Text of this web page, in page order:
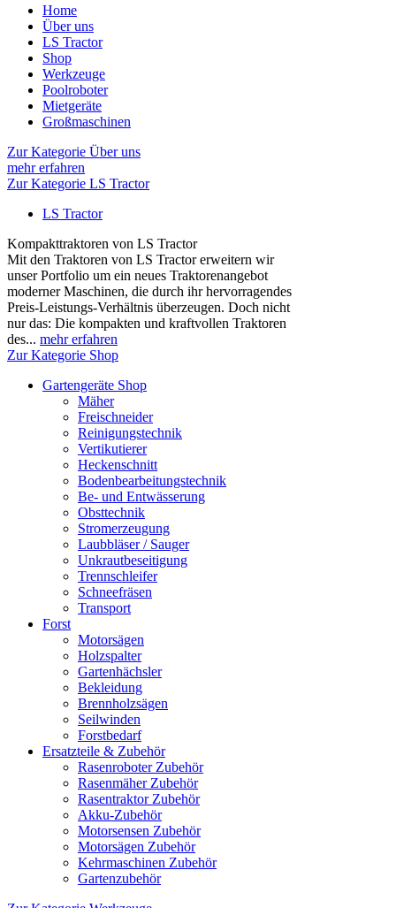
Home
Über uns
LS Tractor
Shop
Werkzeuge
Poolroboter
Mietgeräte
Großmaschinen
Zur Kategorie Über uns
mehr erfahren
Zur Kategorie LS Tractor
LS Tractor
Kompakttraktoren von LS Tractor
Mit den Traktoren von LS Tractor erweitern wir
unser Portfolio um ein neues Traktorenangebot
moderner Maschinen, die durch ihr hervorragendes
Preis-Leistungs-Verhältnis überzeugen. Doch nicht
nur das: Die kompakten und kraftvollen Traktoren
des... mehr erfahren
Zur Kategorie Shop
Gartengeräte Shop
Mäher
Freischneider
Reinigungstechnik
Vertikutierer
Heckenschnitt
Bodenbearbeitungstechnik
Be- und Entwässerung
Obsttechnik
Stromerzeugung
Laubbläser / Sauger
Unkrautbeseitigung
Trennschleifer
Schneefräsen
Transport
Forst
Motorsägen
Holzspalter
Gartenhächsler
Bekleidung
Brennholzsägen
Seilwinden
Forstbedarf
Ersatzteile & Zubehör
Rasenroboter Zubehör
Rasenmäher Zubehör
Rasentraktor Zubehör
Akku-Zubehör
Motorsensen Zubehör
Motorsägen Zubehör
Kehrmaschinen Zubehör
Gartenzubehör